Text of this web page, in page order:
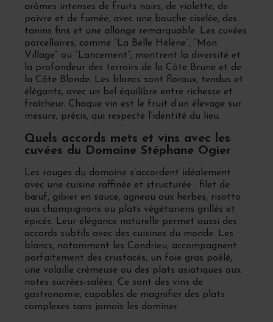
arômes intenses de fruits noirs, de violette, de
poivre et de fumée, avec une bouche ciselée, des
tanins fins et une allonge remarquable. Les cuvées
parcellaires, comme “La Belle Hélène”, “Mon
Village” ou “Lancement”, montrent la diversité et
la profondeur des terroirs de la Côte Brune et de
la Côte Blonde. Les blancs sont floraux, tendus et
élégants, avec un bel équilibre entre richesse et
fraîcheur. Chaque vin est le fruit d’un élevage sur
mesure, précis, qui respecte l’identité du lieu.
Quels accords mets et vins avec les
cuvées du Domaine Stéphane Ogier
Les rouges du domaine s’accordent idéalement
avec une cuisine raffinée et structurée : filet de
bœuf, gibier en sauce, agneau aux herbes, risotto
aux champignons ou plats végétariens grillés et
épicés. Leur élégance naturelle permet aussi des
accords subtils avec des cuisines du monde. Les
blancs, notamment les Condrieu, accompagnent
parfaitement des crustacés, un foie gras poêlé,
une volaille crémeuse ou des plats asiatiques aux
notes sucrées-salées. Ce sont des vins de
gastronomie, capables de magnifier des plats
complexes sans jamais les dominer.